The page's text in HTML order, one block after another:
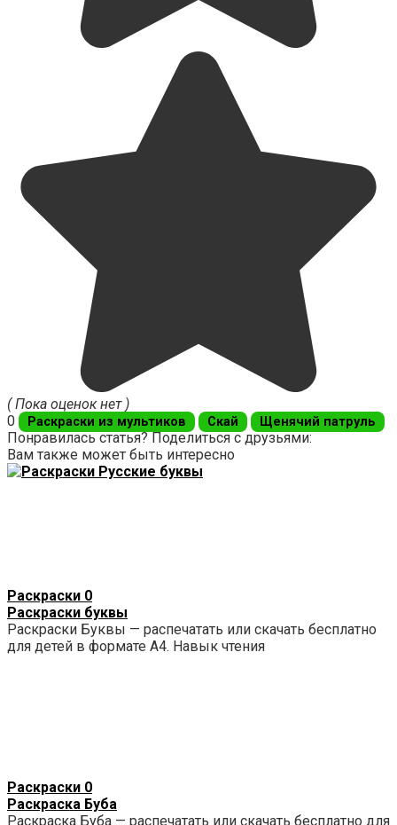
( Пока оценок нет )
0
Раскраски из мультиков Скай Щенячий патруль
Понравилась статья? Поделиться с друзьями:
Вам также может быть интересно
Раскраски 0
Раскраски буквы
Раскраски Буквы — распечатать или скачать бесплатно
для детей в формате А4. Навык чтения
Раскраски 0
Раскраска Буба
Раскраска Буба — распечатать или скачать бесплатно для